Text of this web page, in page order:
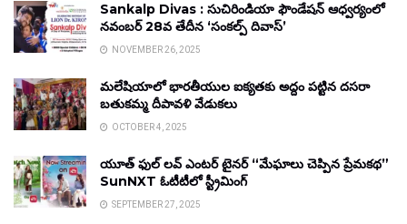
Sankalp Divas : సుచిరిండియా ఫౌండేషన్ ఆధ్వర్యంలో
నవంబర్ 28వ తేదీన ‘సంకల్ప్ దివాస్’
NOVEMBER 26, 2025
మలేషియాలో భారతీయుల ఐక్యతకు అద్దం పట్టిన దసరా
బతుకమ్మ దీపావళి వేడుకలు
OCTOBER 4, 2025
యూత్ ఫుల్ లవ్ ఎంటర్ టైనర్ “మేఘాలు చెప్పిన ప్రేమకథ”
SunNXT ఓటీటీలో స్ట్రీమింగ్
SEPTEMBER 27, 2025